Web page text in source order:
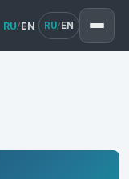
RU/EN RU/ EN